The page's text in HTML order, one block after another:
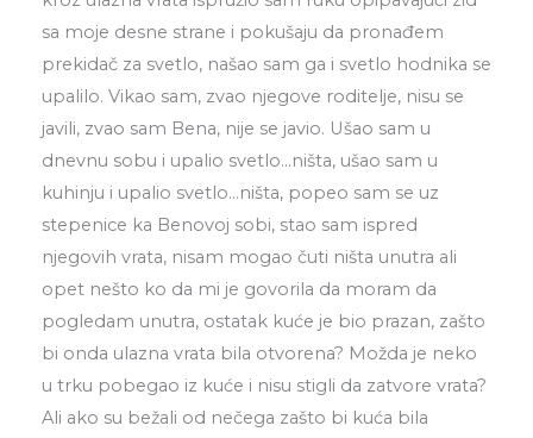
sa moje desne strane i pokušaju da pronađem
prekidač za svetlo, našao sam ga i svetlo hodnika se
upalilo. Vikao sam, zvao njegove roditelje, nisu se
javili, zvao sam Bena, nije se javio. Ušao sam u
dnevnu sobu i upalio svetlo…ništa, ušao sam u
kuhinju i upalio svetlo…ništa, popeo sam se uz
stepenice ka Benovoj sobi, stao sam ispred
njegovih vrata, nisam mogao čuti ništa unutra ali
opet nešto ko da mi je govorila da moram da
pogledam unutra, ostatak kuće je bio prazan, zašto
bi onda ulazna vrata bila otvorena? Možda je neko
u trku pobegao iz kuće i nisu stigli da zatvore vrata?
Ali ako su bežali od nečega zašto bi kuća bila